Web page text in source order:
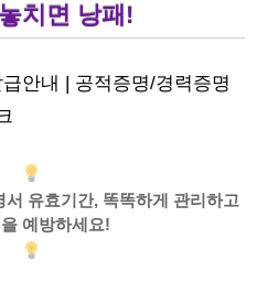
치면 낭패!
안내 | 공적증명/경력증명
유효기간, 똑똑하게 관리하고
예방하세요!